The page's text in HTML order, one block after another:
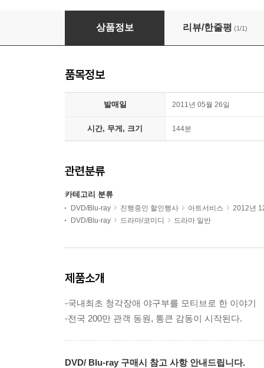
글러브(1 DISC)
상품정보 리뷰/한줄평 (1/1)
품목정보
발매일 2011년 05월 26일
시간, 무게, 크기 144분
관련분류
카테고리 분류
DVD/Blu-ray 진행중인 할인행사 아트서비스
2012년
DVD/Blu-ray
드라마/코미디 드라마 일반
제품소개
-국내최초 청각장애 야구부를 모티브로 한 이야기
-전국 200만 관객 동원, 통큰 감동이 시작된다.
DVD/ Blu-ray 구매시 참고 사항 안내드립니다.